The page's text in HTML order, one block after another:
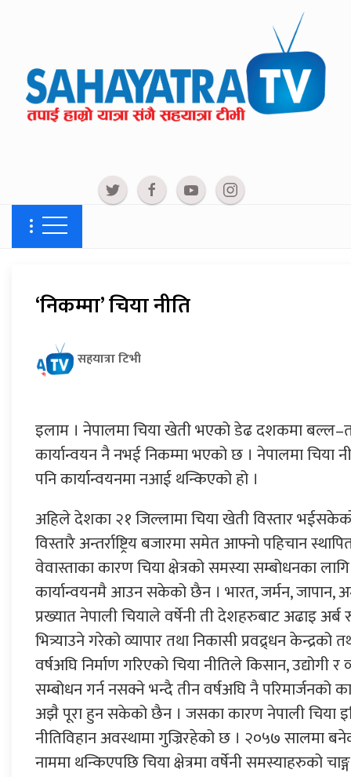
‘निकम्मा’ चिया नीति
सहयात्रा टिभी
इलाम । नेपालमा चिया खेती भएको डेढ दशकमा
कार्यान्वयन नै नभई निकम्मा भएको छ । नेपालमा चिया
पनि कार्यान्वयनमा नआई थन्किएको हो ।
अहिले देशका २१ जिल्लामा चिया खेती विस्तार
विस्तारै अन्तर्राष्ट्रिय बजारमा समेत आफ्नो पहिचान
वेवास्ताका कारण चिया क्षेत्रको समस्या सम्बोधनका
कार्यान्वयनमै आउन सकेको छैन । भारत, जर्मन,
प्रख्यात नेपाली चियाले वर्षेनी ती देशहरुबाट अढाइ अर्ब
भित्र्याउने गरेको व्यापार तथा निकासी प्रवद्र्धन
वर्षअघि निर्माण गरिएको चिया नीतिले किसान, उद्योगी
सम्बोधन गर्न नसक्ने भन्दै तीन वर्षअघि नै परिमार्जनको
अझै पूरा हुन सकेको छैन । जसका कारण नेपाली चिया
नीतिविहान अवस्थामा गुज्रिरहेको छ । २०५७ सालमा
नाममा थन्किएपछि चिया क्षेत्रमा वर्षेनी समस्याहरुको